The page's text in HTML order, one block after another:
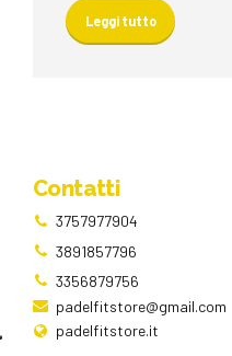
Leggi tutto
Contatti
3757977904
3891857796
3356879756
padelfitstore@gmail.com
padelfitstore.it